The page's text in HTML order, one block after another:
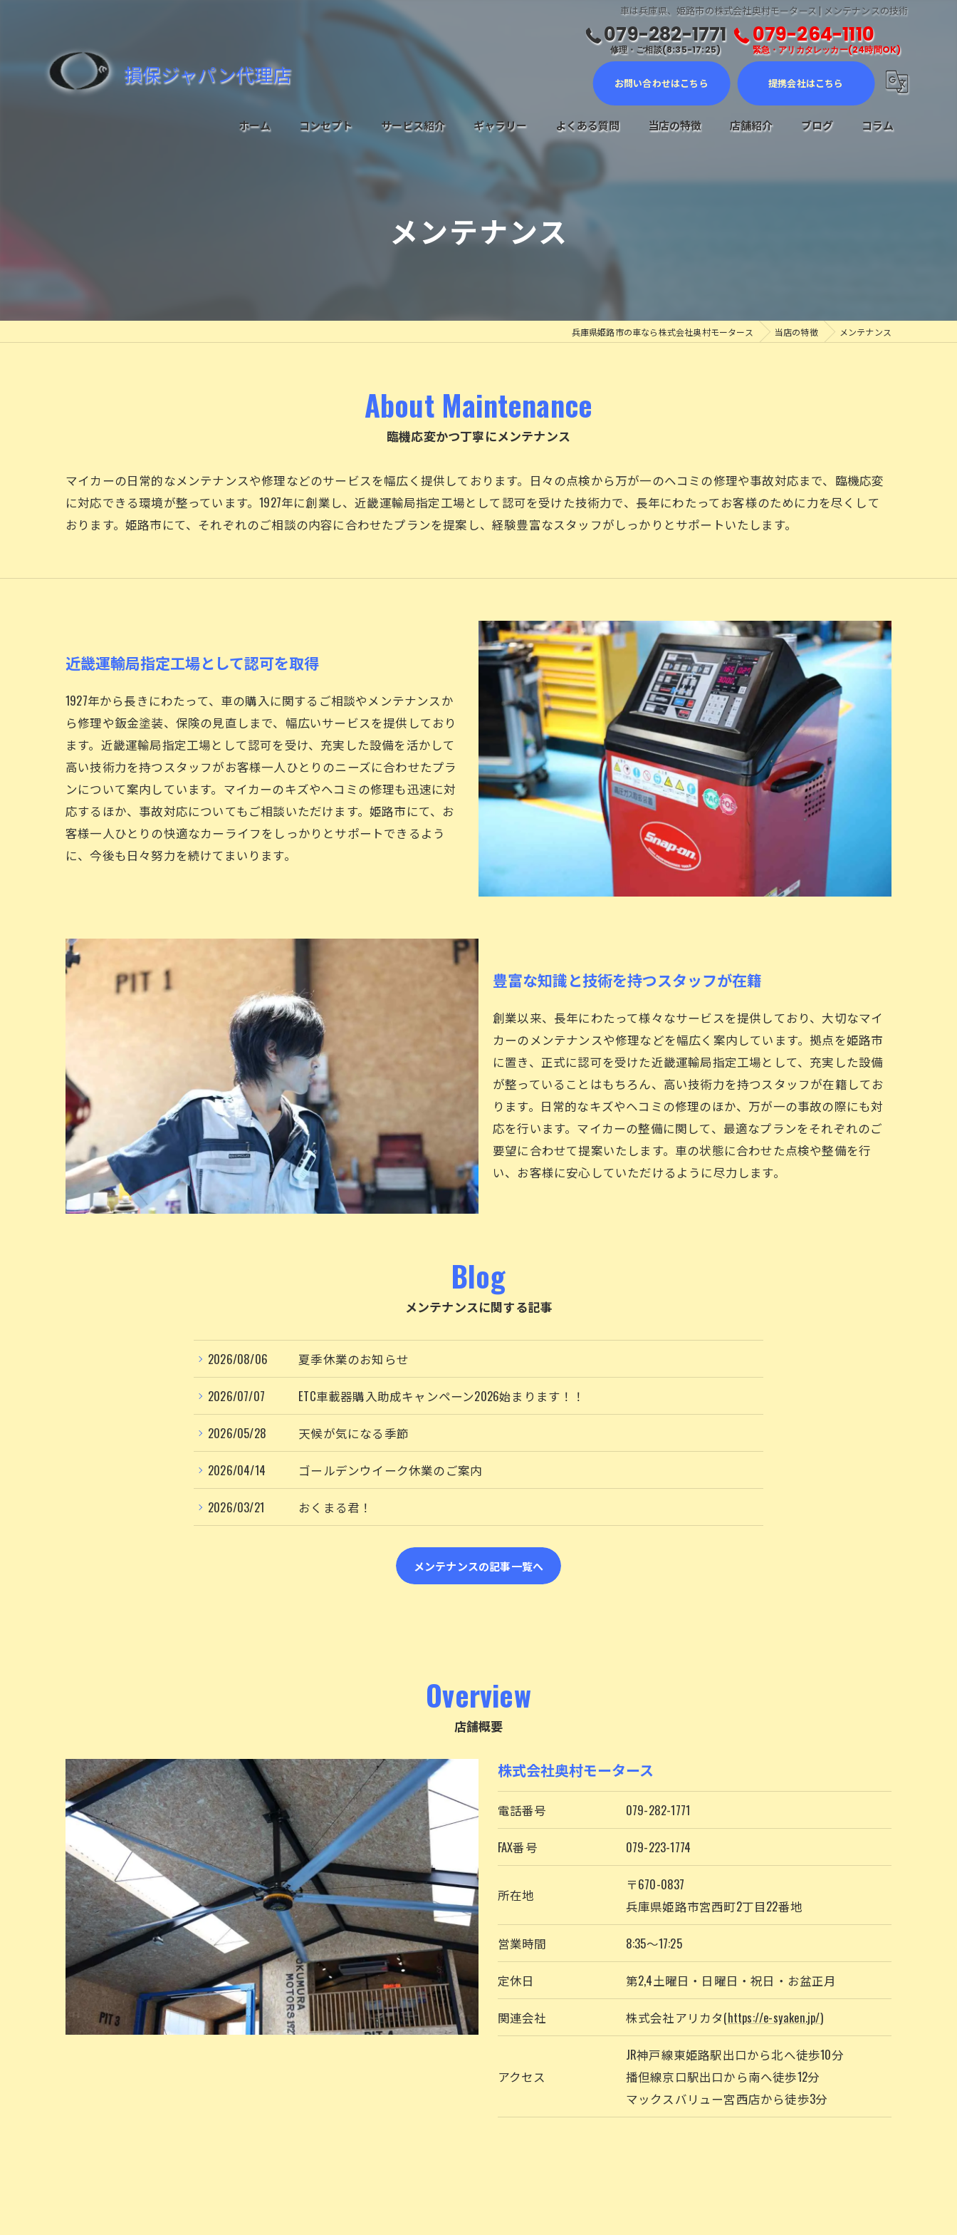
車は兵庫県、姫路市の株式会社奥村モータース | メンテナンスの技術
損保ジャパン代理店
079-282-1771
修理・ご相談(8:35-17:25)
079-264-1110
緊急・アリカタレッカー(24時間OK)
お問い合わせはこちら 提携会社はこちら
ホーム コンセプト サービス紹介
鈑金塗装・キズヘコミ修理
ロードサービスについて
ギャラリー よくある質問 当店の特徴 店舗紹介 ブログ コラム
メンテナンス
兵庫県姫路市の車なら株式会社奥村モータース 当店の特徴 メンテナンス
臨機応変かつ丁寧にメンテナンス
About Maintenance
マイカーの日常的なメンテナンスや修理などのサービスを幅広く提供しております。日々の点検から万が一のヘコミの修理や事故対応まで、臨機応変
に対応できる環境が整っています。1927年に創業し、近畿運輸局指定工場として認可を受けた技術力で、長年にわたってお客様のために力を尽くして
おります。姫路市にて、それぞれのご相談の内容に合わせたプランを提案し、経験豊富なスタッフがしっかりとサポートいたします。
近畿運輸局指定工場として認可を取得
1927年から長きにわたって、車の購入に関するご相談やメンテナンスか
ら修理や鈑金塗装、保険の見直しまで、幅広いサービスを提供しており
ます。近畿運輸局指定工場として認可を受け、充実した設備を活かして
高い技術力を持つスタッフがお客様一人ひとりのニーズに合わせたプラ
ンについて案内しています。マイカーのキズやヘコミの修理も迅速に対
応するほか、事故対応についてもご相談いただけます。姫路市にて、お
客様一人ひとりの快適なカーライフをしっかりとサポートできるよう
に、今後も日々努力を続けてまいります。
豊富な知識と技術を持つスタッフが在籍
創業以来、長年にわたって様々なサービスを提供しており、大切なマイ
カーのメンテナンスや修理などを幅広く案内しています。拠点を姫路市
に置き、正式に認可を受けた近畿運輸局指定工場として、充実した設備
が整っていることはもちろん、高い技術力を持つスタッフが在籍してお
ります。日常的なキズやヘコミの修理のほか、万が一の事故の際にも対
応を行います。マイカーの整備に関して、最適なプランをそれぞれのご
要望に合わせて提案いたします。車の状態に合わせた点検や整備を行
い、お客様に安心していただけるように尽力します。
Blog
メンテナンスに関する記事
2026/08/06 夏季休業のお知らせ
2026/07/07 ETC車載器購入助成キャンペーン2026始まります！！
2026/05/28 天候が気になる季節
2026/04/14 ゴールデンウイーク休業のご案内
2026/03/21 おくまる君！
メンテナンスの記事一覧へ
店舗概要
Overview
株式会社奥村モータース
電話番号 079-282-1771
FAX番号 079-223-1774
所在地
〒670-0837
兵庫県姫路市宮西町2丁目22番地
営業時間 8:35～17:25
定休日 第2,4土曜日・日曜日・祝日・お盆正月
関連会社 株式会社アリカタ(https://e-syaken.jp/)
アクセス
JR神戸線東姫路駅出口から北へ徒歩10分
播但線京口駅出口から南へ徒歩12分
マックスバリュー宮西店から徒歩3分
お問い合わせはこちら